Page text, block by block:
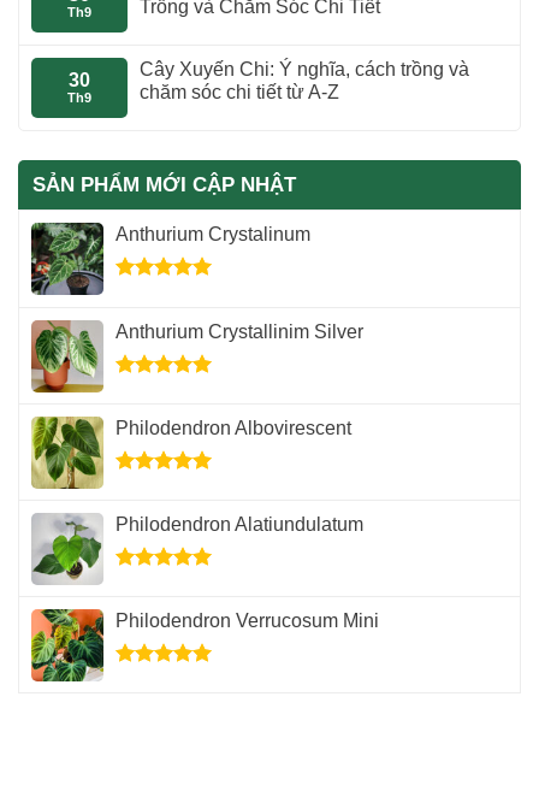
Th9
Trồng và Chăm Sóc Chi Tiết
30
Th9
Cây Xuyến Chi: Ý nghĩa, cách trồng và
chăm sóc chi tiết từ A-Z
SẢN PHẨM MỚI CẬP NHẬT
Anthurium Crystalinum
5 sao
Anthurium Crystallinim Silver
5 sao
Philodendron Albovirescent
5 sao
Philodendron Alatiundulatum
5 sao
Philodendron Verrucosum Mini